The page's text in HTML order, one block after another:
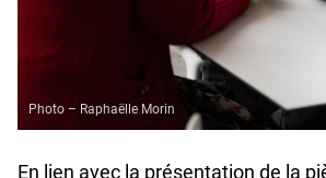
En lien avec la présentation de la
Photo – Raphaëlle Morin